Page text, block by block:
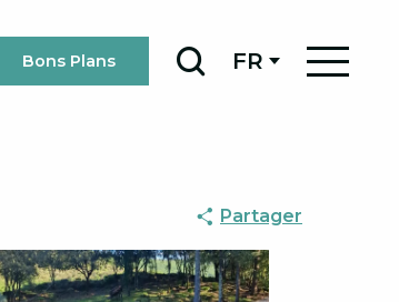
Bons Plans FR
Partager